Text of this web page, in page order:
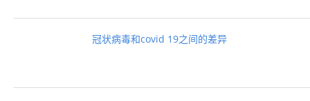
冠状病毒和covid 19之间的差异